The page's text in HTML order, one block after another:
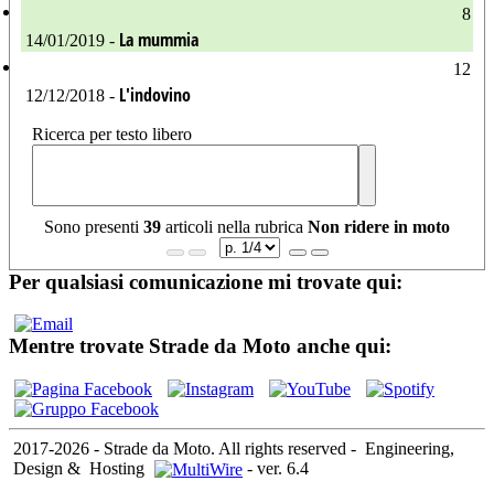
8
14/01/2019 - La mummia
12
12/12/2018 - L'indovino
Ricerca per testo libero
Sono presenti 39 articoli nella rubrica Non ridere in moto
Per qualsiasi comunicazione mi trovate qui:
Mentre trovate Strade da Moto anche qui:
2017-2026 - Strade da Moto. All rights reserved - Engineering,
Design & Hosting - ver. 6.4